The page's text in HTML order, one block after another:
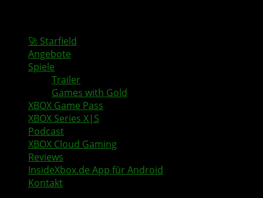
🚀 Starfield
Angebote
Spiele
Trailer
Games with Gold
XBOX Game Pass
XBOX Series X|S
Podcast
XBOX Cloud Gaming
Reviews
InsideXbox.de App für Android
Kontakt